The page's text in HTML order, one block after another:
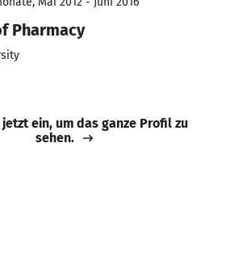
Pharmacy
jetzt ein, um das ganze Profil zu
sehen.